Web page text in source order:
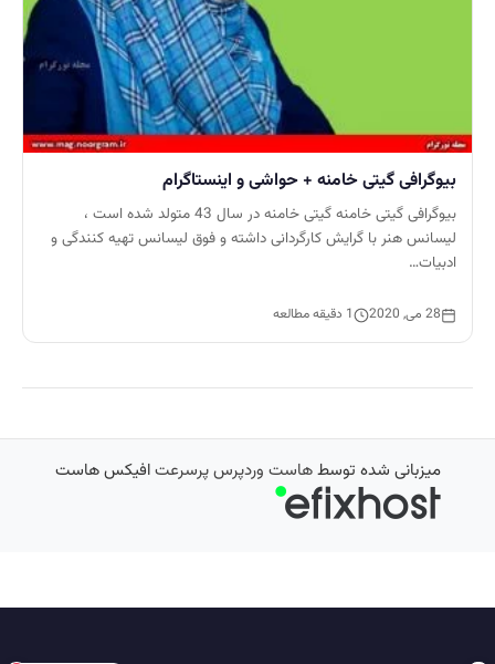
بیوگرافی گیتی خامنه + حواشی و اینستاگرام
بیوگرافی گیتی خامنه گیتی خامنه در سال 43 متولد شده است ،
لیسانس هنر با گرایش کارگردانی داشته و فوق لیسانس تهیه کنندگی و
ادبیات…
28 می, 2020 1 دقیقه مطالعه
میزبانی شده توسطهاست وردپرس پرسرعتافیکس هاست